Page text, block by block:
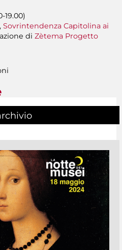
19.00)
, Sovrintendenza Capitolina ai
di Zètema Progetto